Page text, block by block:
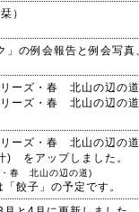
）
」の例会報告と例会写
ーズ・春 北山の辺の
ーズ・春 北山の辺の
ーズ・春 北山の辺の
) をアップしました。
・春 北山の辺の道)
餃子」の予定です。